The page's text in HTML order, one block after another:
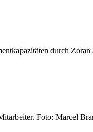
durch
Foto: Marcel